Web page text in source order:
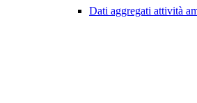
Dati aggregati attività